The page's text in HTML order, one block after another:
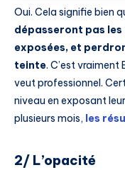
Oui. Cela signifie bien
dépasseront pas les
exposées, et
teinte. C’est vraiment
veut professionnel.
niveau en exposant
plusieurs mois, les
2/ L’opacité